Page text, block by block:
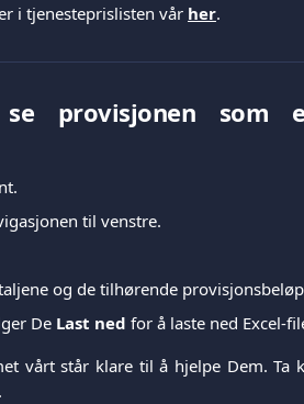
i tjenesteprislisten vår her.
provisjonen som
til venstre.
og de tilhørende
De Last ned for å laste ned Excel-
vårt står klare til å hjelpe Dem. Ta